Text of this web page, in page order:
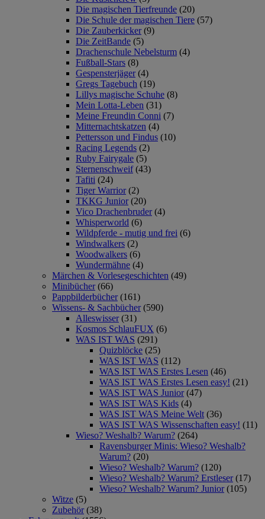
Die magischen Tierfreunde (20)
Die Schule der magischen Tiere (57)
Die Zauberkicker (9)
Die ZeitBande (5)
Drachenschule Nebelsturm (4)
Fußball-Stars (8)
Gespensterjäger (4)
Gregs Tagebuch (19)
Lillys magische Schuhe (8)
Mein Lotta-Leben (31)
Meine Freundin Conni (7)
Mitternachtskatzen (4)
Pettersson und Findus (10)
Racing Legends (2)
Ruby Fairygale (5)
Sternenschweif (43)
Tafiti (24)
Tiger Warrior (2)
TKKG Junior (20)
Vico Drachenbruder (4)
Whisperworld (6)
Wildpferde - mutig und frei (6)
Windwalkers (2)
Woodwalkers (6)
Wundermähne (4)
Märchen & Vorlesegeschichten (49)
Minibücher (66)
Pappbilderbücher (161)
Wissens- & Sachbücher (590)
Alleswisser (31)
Kosmos SchlauFUX (6)
WAS IST WAS (291)
Quizblöcke (25)
WAS IST WAS (112)
WAS IST WAS Erstes Lesen (46)
WAS IST WAS Erstes Lesen easy! (21)
WAS IST WAS Junior (47)
WAS IST WAS Kids (4)
WAS IST WAS Meine Welt (36)
WAS IST WAS Wissenschaften easy! (11)
Wieso? Weshalb? Warum? (264)
Ravensburger Minis: Wieso? Weshalb?
Warum? (20)
Wieso? Weshalb? Warum? (120)
Wieso? Weshalb? Warum? Erstleser (17)
Wieso? Weshalb? Warum? Junior (105)
Witze (5)
Zubehör (38)